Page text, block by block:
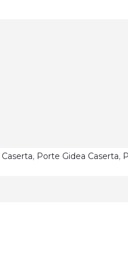
, Porte Gidea Caserta,